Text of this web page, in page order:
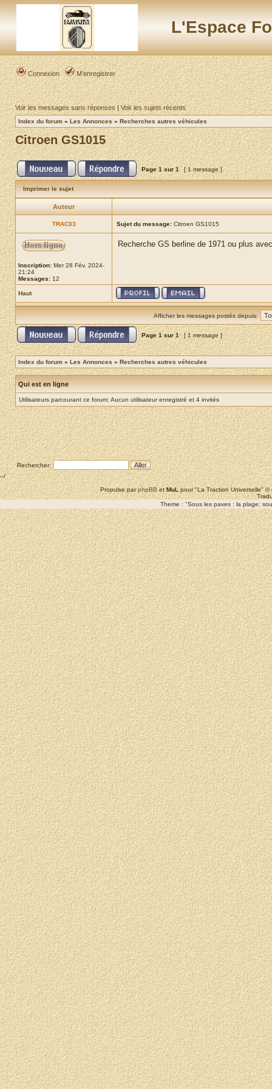
L'Espace
Connexion M’enregistrer
Voir les messages sans réponses|Voir les sujets récents
Index du forum » Les Annonces » Recherches autres véhicules
Citroen GS1015
Page1sur1 [ 1 message ]
Imprimer le sujet
Auteur
TRAC03 Sujet du message: Citroen GS1015
Inscription: Mer 28 Fév, 2024-
21:24
Messages: 12
Recherche GS berline de 1971 ou plus
Haut
Afficher les messages postés depuis:
Page1sur1 [ 1 message ]
Index du forum » Les Annonces » Recherches autres véhicules
Qui est en ligne
Utilisateurs parcourant ce forum: Aucun utilisateur enregistré et 4 invités
Rechercher:
--/
Propulse parphpBBetMuLpour "La Traction Universelle"
Theme : "Sous les paves : la plage;